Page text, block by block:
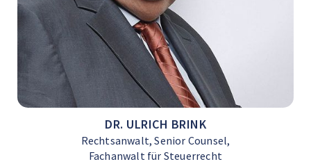
DR. ULRICH BRINK
Rechtsanwalt, Senior Counsel,
Fachanwalt für Steuerrecht